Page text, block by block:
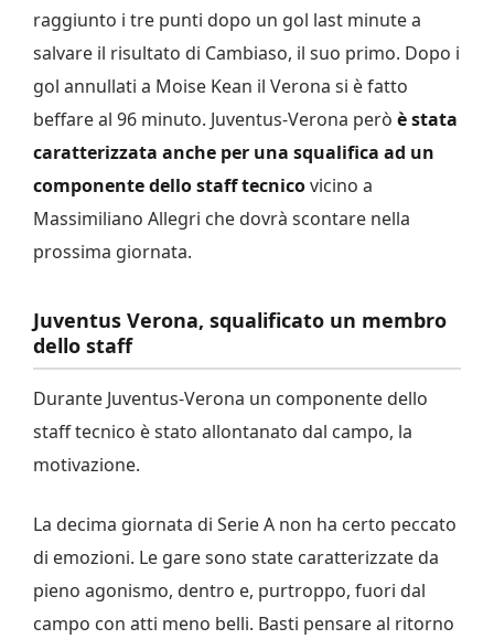
raggiunto i tre punti dopo un gol last minute a
salvare il risultato di Cambiaso, il suo primo. Dopo i
gol annullati a Moise Kean il Verona si è fatto
beffare al 96 minuto. Juventus-Verona però è stata
caratterizzata anche per una squalifica ad un
componente dello staff tecnicovicino a
Massimiliano Allegri che dovrà scontare nella
prossima giornata.
Juventus Verona, squalificato un membro
dello staff
Durante Juventus-Verona un componente dello
staff tecnico è stato allontanato dal campo, la
motivazione.
La decima giornata di Serie A non ha certo peccato
di emozioni. Le gare sono state caratterizzate da
pieno agonismo, dentro e, purtroppo, fuori dal
campo con atti meno belli. Basti pensare al ritorno